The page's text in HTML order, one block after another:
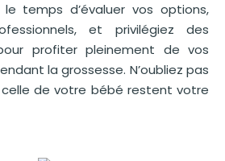
temps d’évaluer vos options,
et privilégiez des
profiter pleinement de vos
la grossesse. N’oubliez pas
de votre bébé restent votre